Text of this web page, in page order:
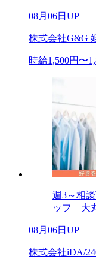
08月06日UP
株式会社G&G
時給1,500円〜
週3～相
ッフ 大
08月06日UP
株式会社iDA/